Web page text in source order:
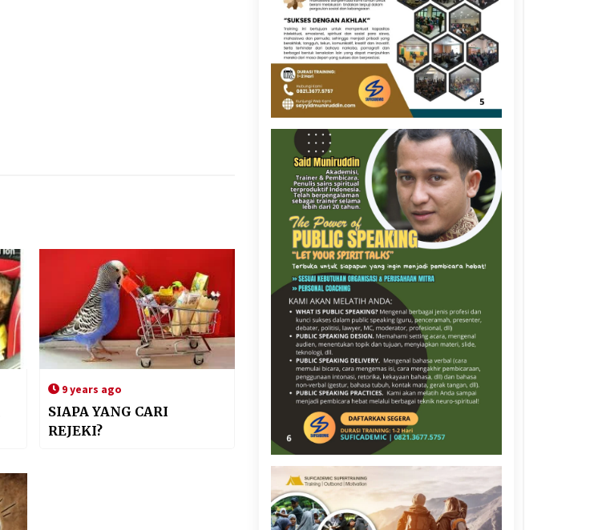
9 years ago
SIAPA YANG CARI
REJEKI?